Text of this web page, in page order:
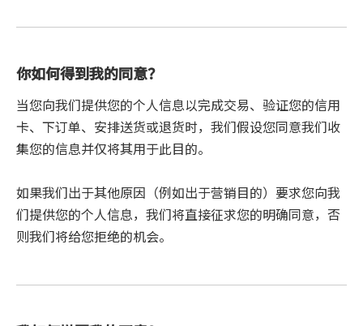
你如何得到我的同意？
当您向我们提供您的个人信息以完成交易、验证您的信用
卡、下订单、安排送货或退货时，我们假设您同意我们收
集您的信息并仅将其用于此目的。
如果我们出于其他原因（例如出于营销目的）要求您向我
们提供您的个人信息，我们将直接征求您的明确同意，否
则我们将给您拒绝的机会。